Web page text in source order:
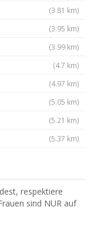
(3.81 km)
(3.95 km)
(3.99 km)
(4.7 km)
(4.97 km)
(5.05 km)
(5.21 km)
(5.37 km)
respektiere
sind NUR auf